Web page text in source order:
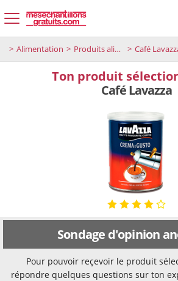
Alimentation Produits alimentaires Café
Ton produit
Café Lavazza
Sondage d'opinion
Pour pouvoir reçevoir le produit
répondre quelques questions sur ton